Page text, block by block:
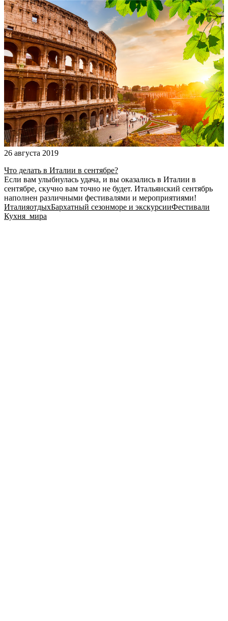
26 августа 2019
Что делать в Италии в сентябре?
Если вам улыбнулась удача, и вы оказались в Италии в
сентябре, скучно вам точно не будет. Итальянский сентябрь
наполнен различными фестивалями и мероприятиями!
ИталияотдыхБархатный сезонморе и экскурсииФестивали
Кухня_мира